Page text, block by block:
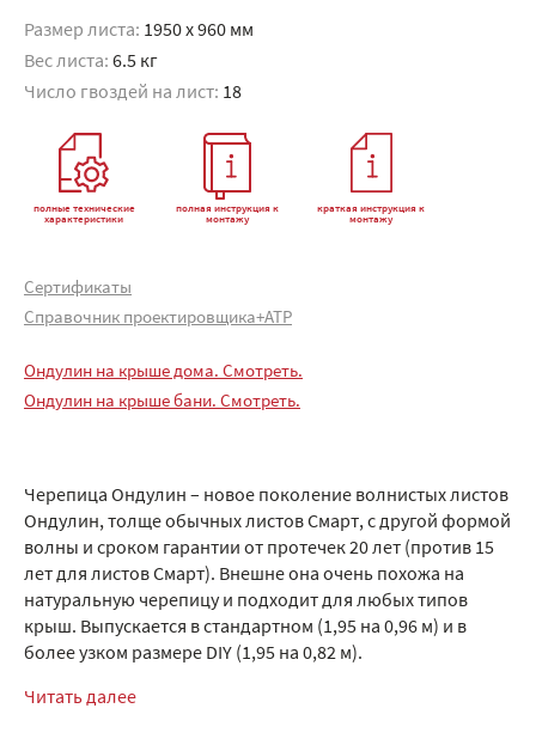
Размер листа: 1950 x 960 мм
Вес листа: 6.5 кг
Число гвоздей на лист: 18
полные технические
характеристики
полная инструкция к
монтажу
краткая инструкция к
монтажу
Сертификаты
Справочник проектировщика+АТР
Ондулин на крыше дома. Смотреть.
Ондулин на крыше бани. Смотреть.
Черепица Ондулин – новое поколение волнистых листов
Ондулин, толще обычных листов Смарт, с другой формой
волны и сроком гарантии от протечек 20 лет (против 15
лет для листов Смарт). Внешне она очень похожа на
натуральную черепицу и подходит для любых типов
крыш. Выпускается в стандартном (1,95 на 0,96 м) и в
более узком размере DIY (1,95 на 0,82 м).
Читать далее